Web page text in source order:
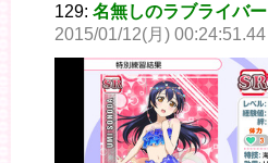
129: 名無しのラブライバー
2015/01/12(月) 00:24:51.44